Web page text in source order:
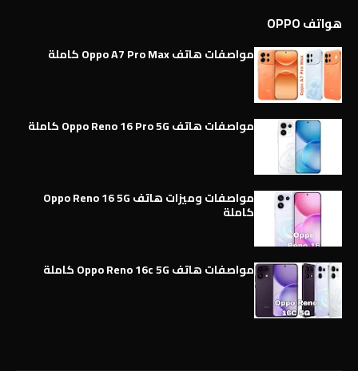
هواتف OPPO
مواصفات هاتف Oppo A7 Pro Max كاملة
مواصفات هاتف Oppo Reno 16 Pro 5G كاملة
مواصفات وميزات هاتف Oppo Reno 16 5G
كاملة
مواصفات هاتف Oppo Reno 16c 5G كاملة